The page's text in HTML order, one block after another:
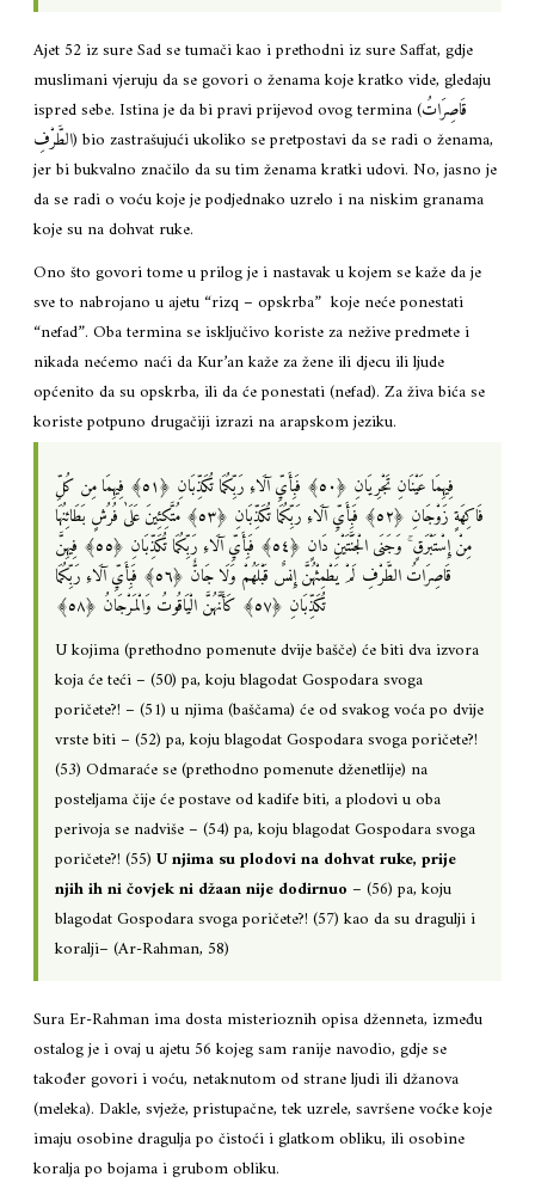
Ajet 52 iz sure Sad se tumači kao i prethodni iz sure Saffat, gdje
muslimani vjeruju da se govori o ženama koje kratko vide, gledaju
ispred sebe. Istina je da bi pravi prijevod ovog termina (قَاصِرَاتُ
الطَّرْفِ) bio zastrašujući ukoliko se pretpostavi da se radi o ženama,
jer bi bukvalno značilo da su tim ženama kratki udovi. No, jasno je
da se radi o voću koje je podjednako uzrelo i na niskim granama
koje su na dohvat ruke.
Ono što govori tome u prilog je i nastavak u kojem se kaže da je
sve to nabrojano u ajetu “rizq – opskrba” koje neće ponestati
“nefad”. Oba termina se isključivo koriste za nežive predmete i
nikada nećemo naći da Kur’an kaže za žene ili djecu ili ljude
općenito da su opskrba, ili da će ponestati (nefad). Za živa bića se
koriste potpuno drugačiji izrazi na arapskom jeziku.
فِيهِمَا عَيْنَانِ تَجْرِيَانِ ‎﴿٥٠﴾‏ فَبِأَيِّ آلَاءِ رَبِّكُمَا تُكَذِّبَانِ ‎﴿٥١﴾‏ فِيهِمَا مِن كُلِّ
فَاكِهَةٍ زَوْجَانِ ‎﴿٥٢﴾‏ فَبِأَيِّ آلَاءِ رَبِّكُمَا تُكَذِّبَانِ ‎﴿٥٣﴾‏ مُتَّكِئِينَ عَلَىٰ فُرُشٍ بَطَائِنُهَا
مِنْ إِسْتَبْرَقٍ ۚ وَجَنَى الْجَنَّتَيْنِ دَانٍ ‎﴿٥٤﴾‏ فَبِأَيِّ آلَاءِ رَبِّكُمَا تُكَذِّبَانِ ‎﴿٥٥﴾‏ فِيهِنَّ
قَاصِرَاتُ الطَّرْفِ لَمْ يَطْمِثْهُنَّ إِنسٌ قَبْلَهُمْ وَلَا جَانٌّ ‎﴿٥٦﴾‏ فَبِأَيِّ آلَاءِ رَبِّكُمَا
تُكَذِّبَانِ ‎﴿٥٧﴾‏ كَأَنَّهُنَّ الْيَاقُوتُ وَالْمَرْجَانُ ‎﴿٥٨﴾
U kojima (prethodno pomenute dvije bašče) će biti dva izvora
koja će teći – (50) pa, koju blagodat Gospodara svoga
poričete?! – (51) u njima (baščama) će od svakog voća po dvije
vrste biti – (52) pa, koju blagodat Gospodara svoga poričete?!
(53) Odmaraće se (prethodno pomenute dženetlije) na
posteljama čije će postave od kadife biti, a plodovi u oba
perivoja se nadviše – (54) pa, koju blagodat Gospodara svoga
poričete?! (55) U njima su plodovi na dohvat ruke, prije
njih ih ni čovjek ni džaan nije dodirnuo – (56) pa, koju
blagodat Gospodara svoga poričete?! (57) kao da su dragulji i
koralji– (Ar-Rahman, 58)
Sura Er-Rahman ima dosta misterioznih opisa dženneta, između
ostalog je i ovaj u ajetu 56 kojeg sam ranije navodio, gdje se
također govori i voću, netaknutom od strane ljudi ili džanova
(meleka). Dakle, svježe, pristupačne, tek uzrele, savršene voćke koje
imaju osobine dragulja po čistoći i glatkom obliku, ili osobine
koralja po bojama i grubom obliku.